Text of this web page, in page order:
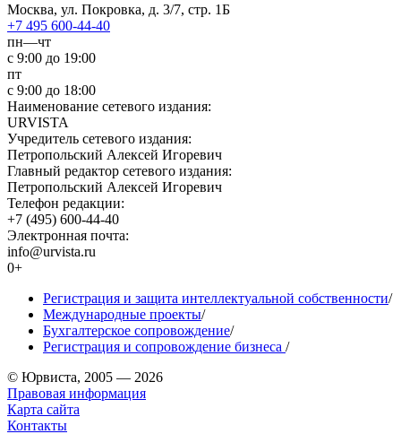
Москва, ул. Покровка, д. 3/7, стр. 1Б
+7 495 600-44-40
пн—чт
с 9:00 до 19:00
пт
с 9:00 до 18:00
Наименование сетевого издания:
URVISTA
Учредитель сетевого издания:
Петропольский Алексей Игоревич
Главный редактор сетевого издания:
Петропольский Алексей Игоревич
Телефон редакции:
+7 (495) 600-44-40
Электронная почта:
info@urvista.ru
0+
Регистрация и защита интеллектуальной собственности/
Международные проекты/
Бухгалтерское сопровождение/
Регистрация и сопровождение бизнеса /
© Юрвиста, 2005 — 2026
Правовая информация
Карта сайта
Контакты